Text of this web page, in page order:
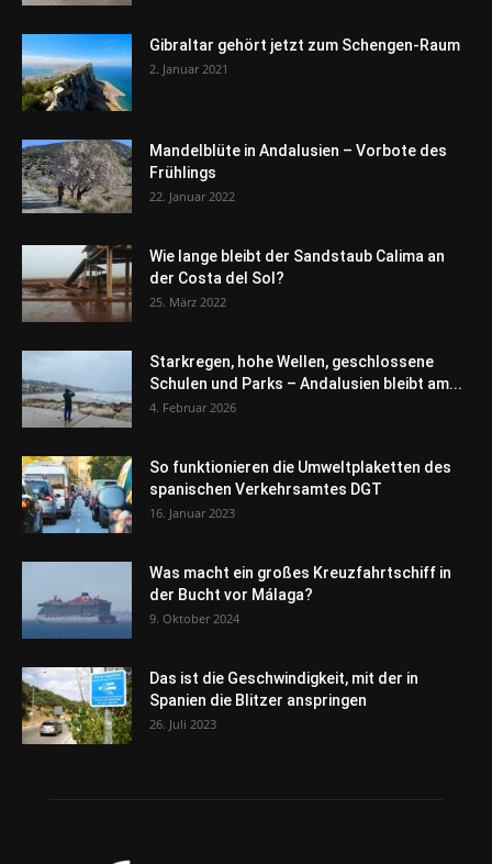
Gibraltar gehört jetzt zum Schengen-Raum
2. Januar 2021
Mandelblüte in Andalusien – Vorbote des
Frühlings
22. Januar 2022
Wie lange bleibt der Sandstaub Calima an
der Costa del Sol?
25. März 2022
Starkregen, hohe Wellen, geschlossene
Schulen und Parks – Andalusien bleibt am...
4. Februar 2026
So funktionieren die Umweltplaketten des
spanischen Verkehrsamtes DGT
16. Januar 2023
Was macht ein großes Kreuzfahrtschiff in
der Bucht vor Málaga?
9. Oktober 2024
Das ist die Geschwindigkeit, mit der in
Spanien die Blitzer anspringen
26. Juli 2023